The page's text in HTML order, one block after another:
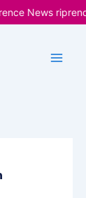
News